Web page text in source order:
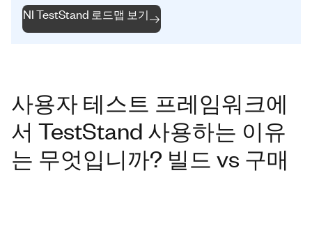
NI TestStand 로드맵 보기
사용자 테스트 프레임워크에
서 TestStand 사용하는 이유
는 무엇입니까? 빌드 vs 구매